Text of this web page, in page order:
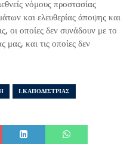
νόμους προστασίας
και ελευθερίας άποψης και
οι οποίες δεν συνάδουν με το
και τις οποίες δεν
Ι.ΚΑΠΟΔΙΣΤΡΙΑΣ